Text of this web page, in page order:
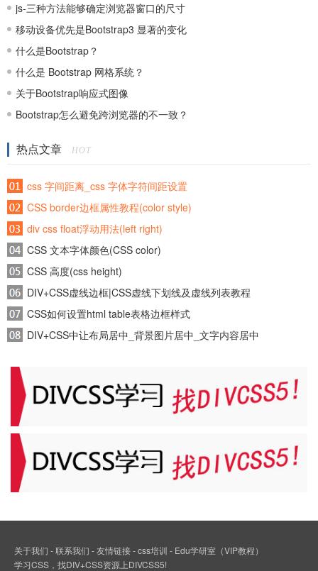
js-三种方法能够确定浏览器窗口的尺寸
移动设备优先是Bootstrap3 显著的变化
什么是Bootstrap？
什么是 Bootstrap 网格系统？
关于Bootstrap响应式图像
Bootstrap怎么避免跨浏览器的不一致？
热点文章 HOT
css 字间距离_css 字体字符间距设置
CSS border边框属性教程(color style)
div css float浮动用法(left right)
CSS 文本字体颜色(CSS color)
CSS 高度(css height)
DIV+CSS虚线边框|CSS虚线下划线及虚线列表教程
CSS如何设置html table表格边框样式
DIV+CSS中让布局居中_背景图片居中_文字内容居中
关于我们 -联系我们 -友情链接-css培训 - Edu学研室（VIP教程）
学习CSS ，找DIV+CSS资源上DIVCSS5!